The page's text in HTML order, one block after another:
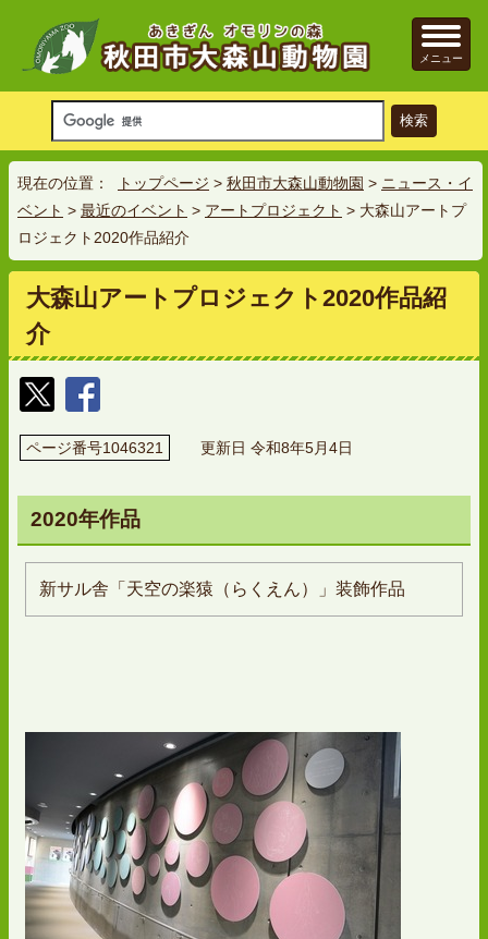
メニュー
現在の位置： トップページ > 秋田市大森山動物園 > ニュース・イ
ベント > 最近のイベント > アートプロジェクト > 大森山アートプ
ロジェクト2020作品紹介
大森山アートプロジェクト2020作品紹
介
ページ番号1046321 更新日 令和8年5月4日
2020年作品
新サル舎「天空の楽猿（らくえん）」装飾作品